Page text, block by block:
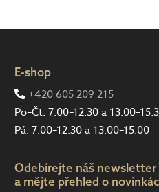
E-shop
+420 605 209 215
Po–Čt: 7:00–12:30 a
Pá: 7:00–12:30 a 13:00–15:00
Odebírejte náš newsletter
a mějte přehled o